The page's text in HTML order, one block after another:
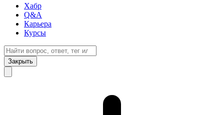
Хабр
Q&A
Карьера
Курсы
Закрыть